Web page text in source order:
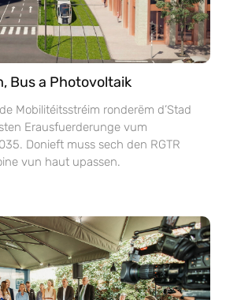
Bus a Photovoltaik
Mobilitéitsstréim ronderëm d’Stad
Erausfuerderunge vum
Donieft muss sech den RGTR
vun haut upassen.